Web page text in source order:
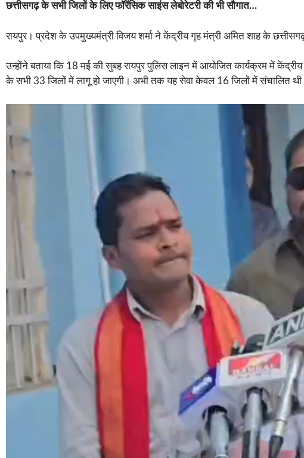
छत्तीसगढ़ के सभी जिलों के लिए फॉरेंसिक साइंस लेबोरेटरी की भी सौगात…
रायपुर। प्रदेश के उपमुख्यमंत्री विजय शर्मा ने केंद्रीय गृह मंत्री अमित शाह के
उन्होंने बताया कि 18 मई की सुबह रायपुर पुलिस लाइन में आयोजित कार्यक्रम में
के सभी 33 जिलों में लागू हो जाएगी। अभी तक यह सेवा केवल 16 जिलों में संचालित